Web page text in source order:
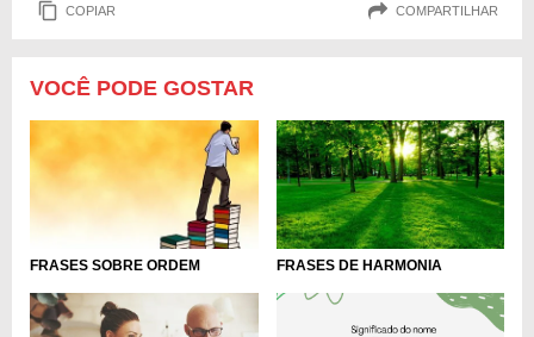
COPIAR COMPARTILHAR
VOCÊ PODE GOSTAR
FRASES SOBRE ORDEM FRASES DE HARMONIA